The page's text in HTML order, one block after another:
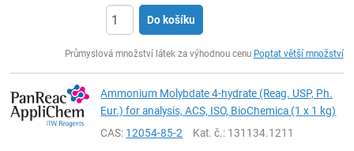
Do košíku
Průmyslová množství látek za výhodnou cenu Poptat větší množství
Ammonium Molybdate 4-hydrate (Reag. USP, Ph.
Eur.) for analysis, ACS, ISO, BioChemica (1 x 1 kg)
CAS: 12054-85-2 Kat. č.: 131134.1211